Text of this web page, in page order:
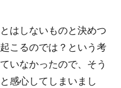
はしないものと決めつ
こるのでは？という考
いなかったので、そう
感心してしまいまし